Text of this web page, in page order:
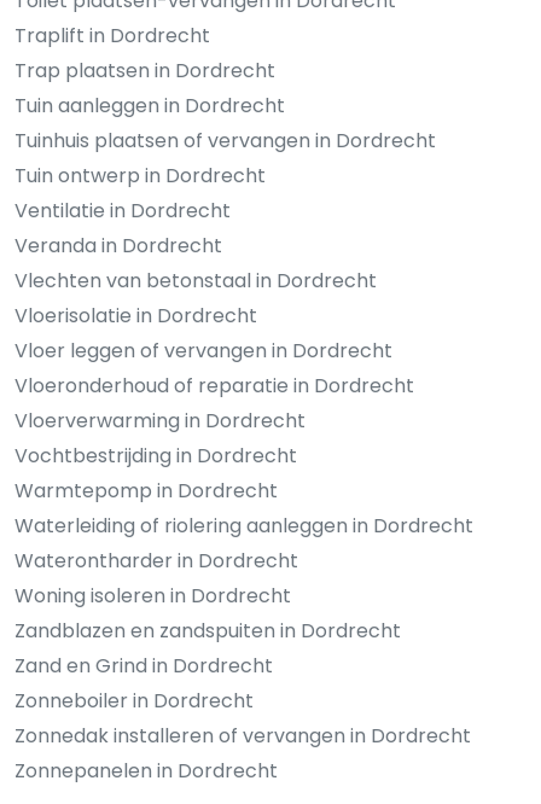
Traplift in Dordrecht
Trap plaatsen in Dordrecht
Tuin aanleggen in Dordrecht
Tuinhuis plaatsen of vervangen in Dordrecht
Tuin ontwerp in Dordrecht
Ventilatie in Dordrecht
Veranda in Dordrecht
Vlechten van betonstaal in Dordrecht
Vloerisolatie in Dordrecht
Vloer leggen of vervangen in Dordrecht
Vloeronderhoud of reparatie in Dordrecht
Vloerverwarming in Dordrecht
Vochtbestrijding in Dordrecht
Warmtepomp in Dordrecht
Waterleiding of riolering aanleggen in Dordrecht
Waterontharder in Dordrecht
Woning isoleren in Dordrecht
Zandblazen en zandspuiten in Dordrecht
Zand en Grind in Dordrecht
Zonneboiler in Dordrecht
Zonnedak installeren of vervangen in Dordrecht
Zonnepanelen in Dordrecht